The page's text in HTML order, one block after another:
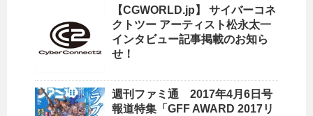
【CGWORLD.jp】 サイバーコネ
クトツー アーティスト松永太一
インタビュー記事掲載のお知ら
せ！
週刊ファミ通 2017年4月6日号
報道特集「GFF AWARD 2017リ